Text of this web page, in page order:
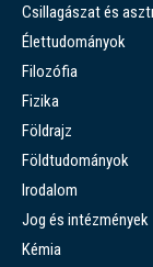
Csillagászat és
Élettudományok
Filozófia
Fizika
Földrajz
Földtudományok
Irodalom
Jog és intézmények
Kémia